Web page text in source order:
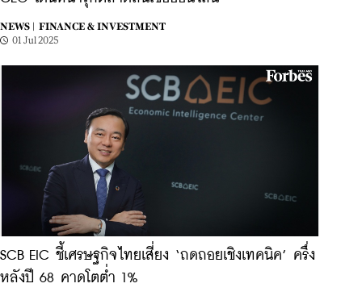
NEWS |
FINANCE & INVESTMENT
01 Jul 2025
SCB EIC ชี้เศรษฐกิจไทยเสี่ยง ‘ถดถอยเชิงเทคนิค’ ครึ่ง
หลังปี 68 คาดโตต่ำ 1%